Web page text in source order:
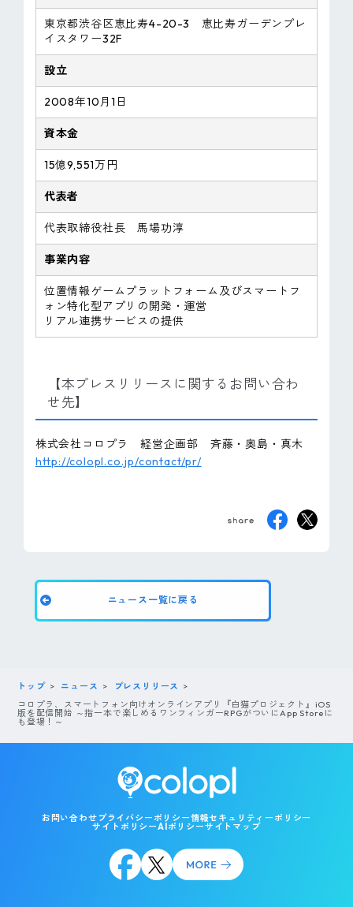
東京都渋谷区恵比寿4-20-3 恵比寿ガーデンプレ
イスタワー32F
設立
2008年10月1日
資本金
15億9,551万円
代表者
代表取締役社長 馬場功淳
事業内容
位置情報ゲームプラットフォーム及びスマートフ
ォン特化型アプリの開発・運営
リアル連携サービスの提供
【本プレスリリースに関するお問い合わ
せ先】
株式会社コロプラ 経営企画部 斉藤・奥島・真木
http://colopl.co.jp/contact/pr/
ニュース一覧に戻る
トップ ニュース
プレスリリース
コロプラ、スマートフォン向けオンラインアプリ『白猫プロジェクト』iOS
版を配信開始 ～指一本で楽しめるワンフィンガーRPGがついにApp Storeに
も登場！～
お問い合わせ プライバシーポリシー情報セキュリティーポリシー
サイトポリシーAIポリシーサイトマップ